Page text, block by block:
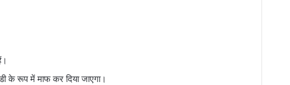
के रूप में माफ कर दिया जाएगा।